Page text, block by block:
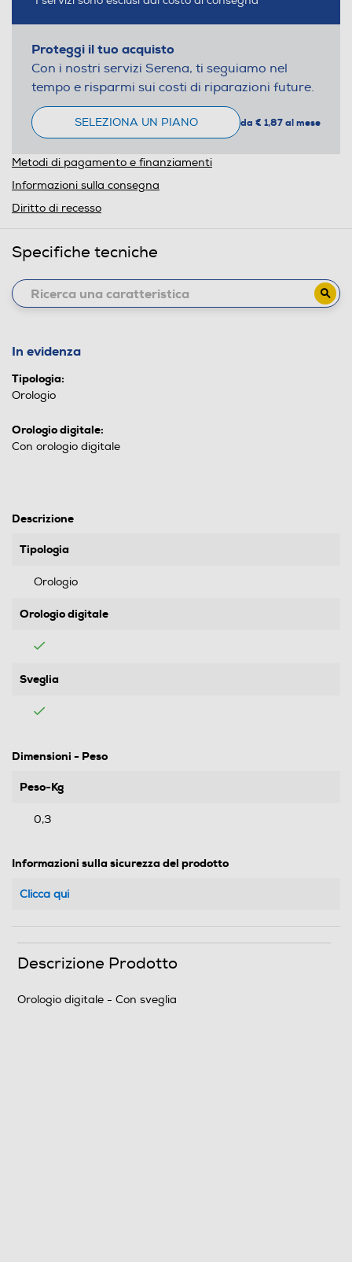
Proteggi il tuo acquisto
Con i nostri servizi Serena, ti seguiamo nel
tempo e risparmi sui costi di riparazioni future.
SELEZIONA UN PIANO da € 1,87 al mese
Metodi di pagamento e finanziamenti
Informazioni sulla consegna
Diritto di recesso
Specifiche tecniche
In evidenza
Tipologia:
Orologio
Orologio digitale:
Con orologio digitale
Descrizione
Tipologia
Orologio
Orologio digitale
Sveglia
Dimensioni - Peso
Peso-Kg
0,3
Informazioni sulla sicurezza del prodotto
Clicca qui
Descrizione Prodotto
Orologio digitale - Con sveglia